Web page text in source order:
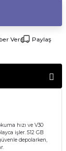
Ver
Paylaş
hızı ve V30
işler. 512 GB
depolarken,